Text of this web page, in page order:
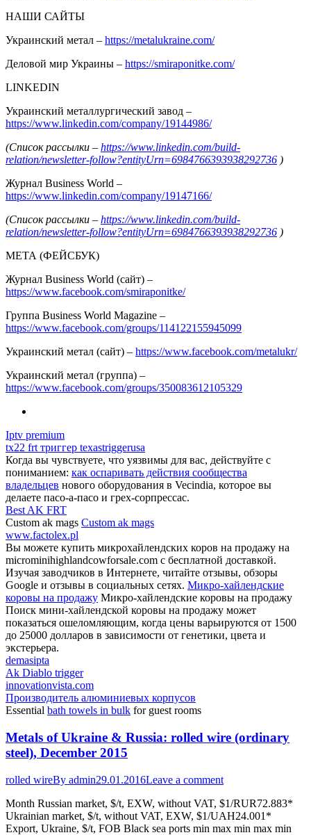
НАШИ САЙТЫ
Украинский метал – https://metalukraine.com/
Деловой мир Украины – https://smiraponitke.com/
LINKEDIN
Украинский металлургический завод –
https://www.linkedin.com/company/19144986/
(Список рассылки – https://www.linkedin.com/build-
relation/newsletter-follow?entityUrn=6984766393938292736 )
Журнал Business World –
https://www.linkedin.com/company/19147166/
(Список рассылки – https://www.linkedin.com/build-
relation/newsletter-follow?entityUrn=6984766393938292736 )
МЕТА (ФЕЙСБУК)
Журнал Business World (сайт) –
https://www.facebook.com/smiraponitke/
Группа Business World Magazine –
https://www.facebook.com/groups/114122155945099
Украинский метал (сайт) – https://www.facebook.com/metalukr/
Украинский метал (группа) –
https://www.facebook.com/groups/350083612105329
Iptv premium
tx22 frt триггер texastriggerusa
Когда вы чувствуете, что уязвимы для вас, действуйте с
пониманием: как оспаривать действия сообщества
владельцев нового оборудования в Vecindia, которое вы
делаете пасо-а-пасо и грех-сорпрессас.
Best AK FRT
Custom ak mags Custom ak mags
www.factolex.pl
Вы можете купить микрохайлендских коров на продажу на
microminihighlandcowforsale.com с бесплатной доставкой.
Изучая заводчиков в Интернете, читайте отзывы, обзоры
Google и отзывы в социальных сетях. Микро-хайлендские
коровы на продажу Микро-хайлендские коровы на продажу
Поиск мини-хайлендской коровы на продажу может
показаться ошеломляющим, когда цены варьируются от 1500
до 25000 долларов в зависимости от генетики, цвета и
экстерьера.
demasipta
Ak Diablo trigger
innovationvista.com
Производитель алюминиевых корпусов
Essential bath towels in bulk for guest rooms
Metals of Ukraine & Russia: rolled wire (ordinary
steel), December 2015
rolled wireBy admin29.01.2016Leave a comment
Month Russian market, $/t, EXW, without VAT, $1/RUR72.883*
Ukrainian market, $/t, without VAT, EXW, $1/UAH24.001*
Export, Ukraine, $/t, FOB Black sea ports min max min max min